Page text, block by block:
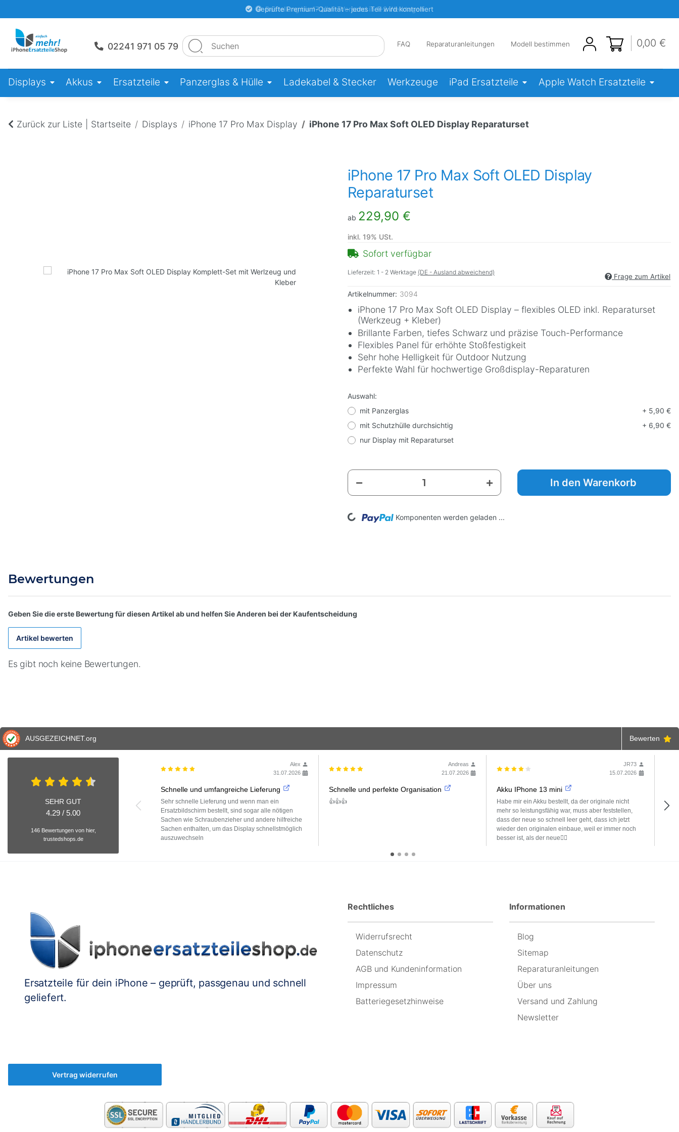
Geprüfte Premium-Qualität – jedes Teil wird kontrolliert
02241 971 05 79 FAQ Reparaturanleitungen Modell bestimmen 0,00 €
Displays Akkus Ersatzteile Panzerglas & Hülle Ladekabel & Stecker Werkzeuge iPad Ersatzteile Apple Watch Ersatzteile
Zurück zur Liste Startseite Displays iPhone 17 Pro Max Display iPhone 17 Pro Max Soft OLED Display Reparaturset
iPhone 17 Pro Max Soft OLED Display
Reparaturset
ab 229,90 €
inkl. 19% USt.
Sofort verfügbar
Lieferzeit: 1 - 2 Werktage (DE - Ausland abweichend)
Frage zum Artikel
Artikelnummer: 3094
iPhone 17 Pro Max Soft OLED Display – flexibles OLED inkl. Reparaturset
(Werkzeug + Kleber)
Brillante Farben, tiefes Schwarz und präzise Touch-Performance
Flexibles Panel für erhöhte Stoßfestigkeit
Sehr hohe Helligkeit für Outdoor Nutzung
Perfekte Wahl für hochwertige Großdisplay-Reparaturen
Auswahl:
mit Panzerglas
+ 5,90 €
mit Schutzhülle durchsichtig
+ 6,90 €
nur Display mit Reparaturset
In den Warenkorb
Loading... Komponenten werden geladen ...
Bewertungen
Geben Sie die erste Bewertung für diesen Artikel ab und helfen Sie Anderen bei der Kaufentscheidung
Artikel bewerten
Es gibt noch keine Bewertungen.
AUSGEZEICHNET.org Bewerten
SEHR GUT
4.29 / 5.00
146 Bewertungen von hier,
trustedshops.de
Alex
31.07.2026
Schnelle und umfangreiche Lieferung
Sehr schnelle Lieferung und wenn man ein
Ersatzbildschirm bestellt, sind sogar alle nötigen
Sachen wie Schraubenzieher und andere hilfreiche
Sachen enthalten, um das Display schnellstmöglich
auszuwechseln
Andreas
21.07.2026
Schnelle und perfekte Organisation
👍👍👍
JR73
15.07.2026
Akku IPhone 13 mini
Habe mir ein Akku bestellt, da der originale nicht
mehr so leistungsfähig war, muss aber feststellen,
dass der neue so schnell leer geht, dass ich jetzt
wieder den originalen einbaue, weil er immer noch
besser ist, als der neue🤷‍♂️
Ich
Ersatzteile für dein iPhone – geprüft, passgenau und schnell
geliefert.
Rechtliches
Widerrufsrecht
Datenschutz
AGB und Kundeninformation
Impressum
Batteriegesetzhinweise
Informationen
Blog
Sitemap
Reparaturanleitungen
Über uns
Versand und Zahlung
Newsletter
Vertrag widerrufen